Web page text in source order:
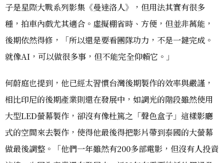
子是星際大戰系列影集《曼達洛人》，但用法其實有很多
種，拍車內戲尤其適合。虛擬棚省時、方便，但並非萬能，
後期依然得修，「所以還是要看團隊功力，不是一鍵完成。
就像AI，可以做很多事，但不能完全仰賴它。」
何蔚庭也提到，他已經太習慣台灣後期製作的效率與嚴謹，
相比印尼的後期產業則還在發展中，如調光的階段雖然使用
大型LED螢幕製作，卻沒有像杜篤之「聲色盒子」這樣影廳
式的空間來去製作，使得他最後得把影片帶到泰國的大螢幕
做最後調整。「他們一年雖然有200多部電影，但沒有人投資